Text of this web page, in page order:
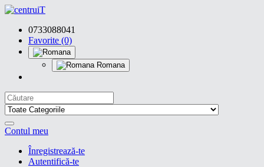
0733088041
Favorite (0)
Romana
Contul meu
Înregistrează-te
Autentifică-te